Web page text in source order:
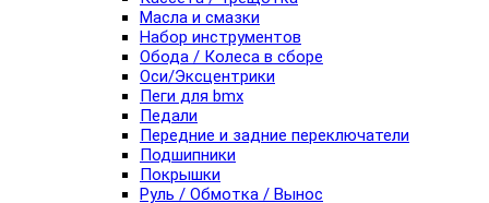
Масла и смазки
Набор инструментов
Обода / Колеса в сборе
Оси/Эксцентрики
Пеги для bmx
Педали
Передние и задние переключатели
Подшипники
Покрышки
Руль / Обмотка / Вынос